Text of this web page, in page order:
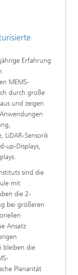
Erfahrung
MEMS-
durch große
und zeigen
LiDAR-Sensorik
up-Displays,
sind die
mit
die 2-
bei größeren
Ansatz
bleiben die
Planarität